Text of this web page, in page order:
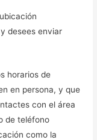
desees enviar
horarios de
en persona, y que
con el área
de teléfono
como la